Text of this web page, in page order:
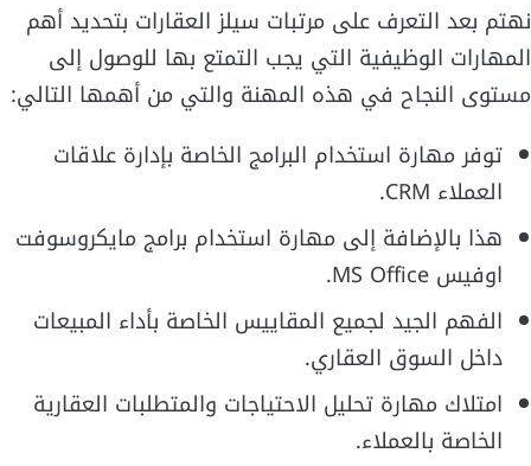
نهتم بعد التعرف على مرتبات سيلز العقارات بتحديد أهم
المهارات الوظيفية التي يجب التمتع بها للوصول إلى
مستوى النجاح في هذه المهنة والتي من أهمها التالي:
توفر مهارة استخدام البرامج الخاصة بإدارة علاقات
العملاء CRM.
هذا بالإضافة إلى مهارة استخدام برامج مايكروسوفت
اوفيس MS Office.
الفهم الجيد لجميع المقاييس الخاصة بأداء المبيعات
داخل السوق العقاري.
امتلاك مهارة تحليل الاحتياجات والمتطلبات العقارية
الخاصة بالعملاء.